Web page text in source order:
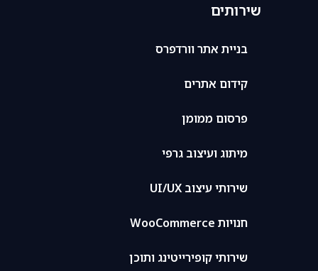
שירותים
בניית אתר וורדפרס
קידום אתרים
פרסום ממומן
מיתוג ועיצוב גרפי
שירותי עיצוב UI/UX
חנויות WooCommerce
שירותי קופירייטינג ותוכן